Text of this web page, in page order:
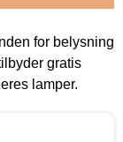
for belysning
gratis
lamper.